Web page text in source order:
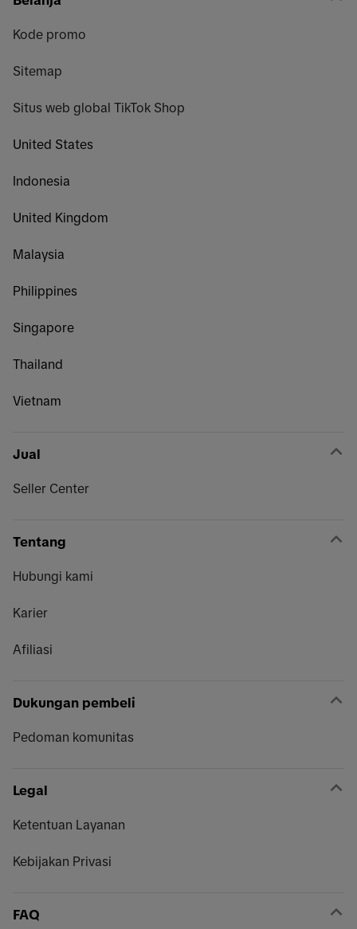
Kode promo
Sitemap
Situs web global TikTok Shop
United States
Indonesia
United Kingdom
Malaysia
Philippines
Singapore
Thailand
Vietnam
Jual
Seller Center
Tentang
Hubungi kami
Karier
Afiliasi
Dukungan pembeli
Pedoman komunitas
Legal
Ketentuan Layanan
Kebijakan Privasi
FAQ